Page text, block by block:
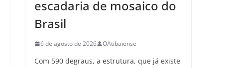
escadaria de mosaico do
Brasil
6 de agosto de 2026 OAtibaiense
Com 590 degraus, a estrutura, que já existe